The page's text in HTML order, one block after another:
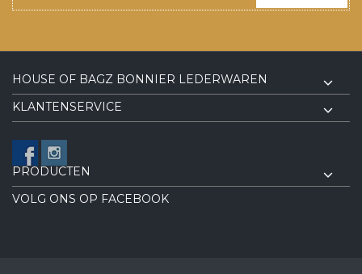
HOUSE OF BAGZ BONNIER LEDERWAREN
KLANTENSERVICE
PRODUCTEN
VOLG ONS OP FACEBOOK